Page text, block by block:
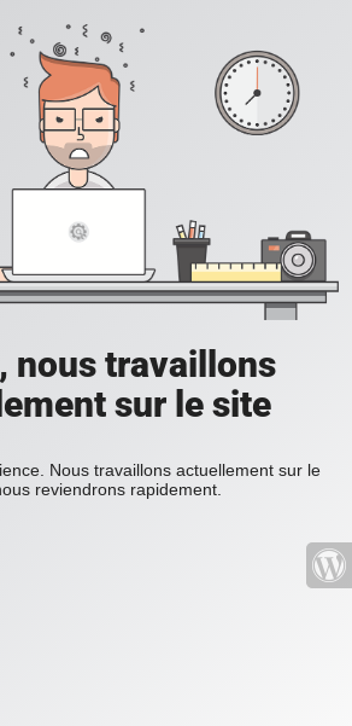
nous travaillons
sur le site
Nous travaillons actuellement sur le
reviendrons rapidement.